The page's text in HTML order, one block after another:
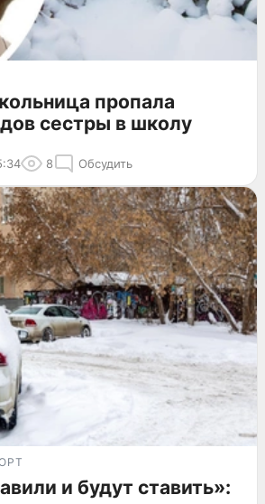
пропала
сестры в школу
8 Обсудить
и будут ставить»: